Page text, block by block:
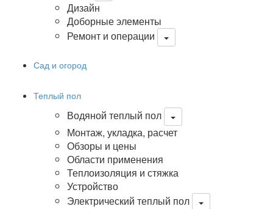
Дизайн
Доборные элементы
Ремонт и операции
Сад и огород
Теплый пол
Водяной теплый пол
Монтаж, укладка, расчет
Обзоры и цены
Области применения
Теплоизоляция и стяжка
Устройство
Электрический теплый пол